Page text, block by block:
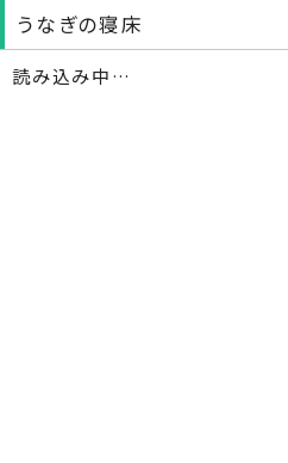
うなぎの寝床
読み込み中…